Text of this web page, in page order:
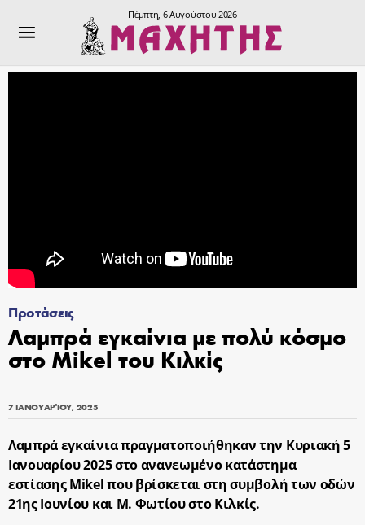
Πέμπτη, 6 Αυγούστου 2026
Προτάσεις
Λαμπρά εγκαίνια με πολύ κόσμο
στο Mikel του Κιλκίς
7 ΙΑΝΟΥΑΡΊΟΥ, 2025
Λαμπρά εγκαίνια πραγματοποιήθηκαν την Κυριακή 5
Ιανουαρίου 2025 στο ανανεωμένο κατάστημα
εστίασης Mikel που βρίσκεται στη συμβολή των οδών
21ης Ιουνίου και Μ. Φωτίου στο Κιλκίς.